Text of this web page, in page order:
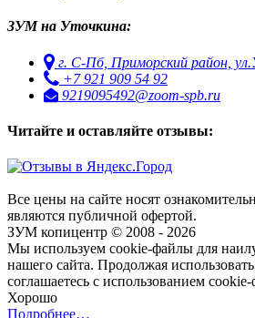
ЗУМ на Уточкина:
г. С-Пб, Приморский район,
+7 921 909 54 92
9219095492@zoom-spb.ru
Читайте и оставляйте отзывы:
Все цены на сайте носят
являются публичной офертой.
ЗУМ копицентр © 2008 - 2026
Мы используем cookie-файлы для
нашего сайта. Продолжая
соглашаетесь с использованием
Хорошо
Подробнее…